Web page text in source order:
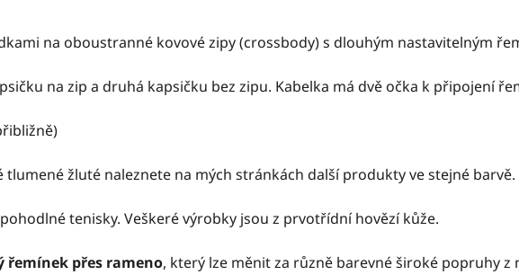
na oboustranné kovové zipy (crossbody) s dlouhým nastavitelným
na zip a druhá kapsičku bez zipu. Kabelka má dvě očka k připojení
tlumené žluté naleznete na mých stránkách další produkty ve stejné barvě.
tenisky. Veškeré výrobky jsou z prvotřídní hovězí kůže.
přes rameno, který lze měnit za různě barevné široké popruhy z